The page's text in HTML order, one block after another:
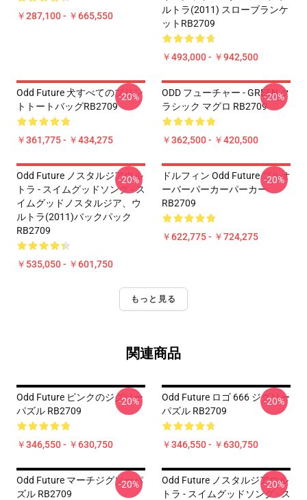
￥287,100 - ￥665,550
ルトラ(2011) スローブランケ
ットRB2709
￥493,000 - ￥942,500
Odd Future 犬すべてのプリン
トトートバッグRB2709
￥361,775 - ￥434,275
-20%
ODD フューチャー - GREEN ク
ラシック マグロ RB2709
￥362,500 - ￥420,500
-20%
Odd Future ノスタルジアウル
トラ - スイムグッドソング - ス
イムグッドノスタルジア、ウ
ルトラ(2011)バックパック
RB2709
￥535,050 - ￥601,750
-20%
ドルフィン Odd Future プルオ
ーバーパーカーパーカー
RB2709
￥622,775 - ￥724,275
-20%
もっと見る
関連商品
Odd Future ピンクのジグソー
パズル RB2709
￥346,550 - ￥630,750
-20%
Odd Future ロゴ 666 ジグソー
パズル RB2709
￥346,550 - ￥630,750
-20%
Odd Future マーチジグソーパ
ズル RB2709
-20%
Odd Future ノスタルジアウル
トラ - スイムグッドソング - ス
-20%